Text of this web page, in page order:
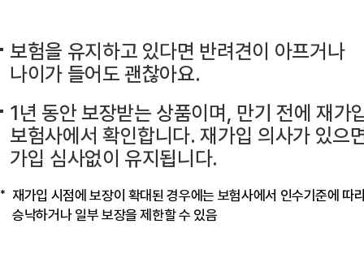
보험을 유지하고 있다면 반려견이 아프거나
나이가 들어도 괜찮아요.
1년 동안 보장받는 상품이며, 만기 전에 재가
보험사에서 확인합니다.재가입 의사가 있으
가입 심사없이 유지됩니다.
재가입 시점에 보장이 확대된 경우에는 보험사에서 인수기준에 따
승낙하거나 일부 보장을 제한할 수 있음